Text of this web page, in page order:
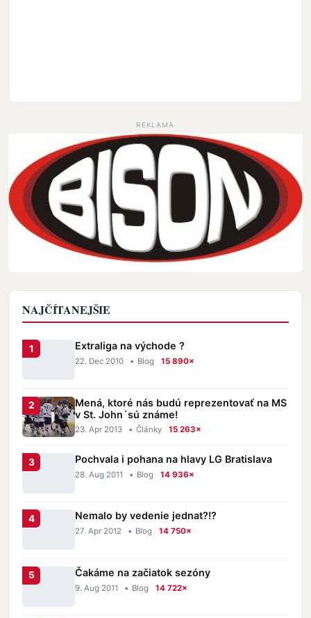
REKLAMA
NAJČÍTANEJŠIE
Extraliga na východe ?
22. Dec 2010 • Blog 15 890×
Mená, ktoré nás budú reprezentovať na MS
v St. John´sú známe!
23. Apr 2013 • Články 15 263×
Pochvala i pohana na hlavy LG Bratislava
28. Aug 2011 • Blog 14 936×
Nemalo by vedenie jednat?!?
27. Apr 2012 • Blog 14 750×
Čakáme na začiatok sezóny
9. Aug 2011 • Blog 14 722×